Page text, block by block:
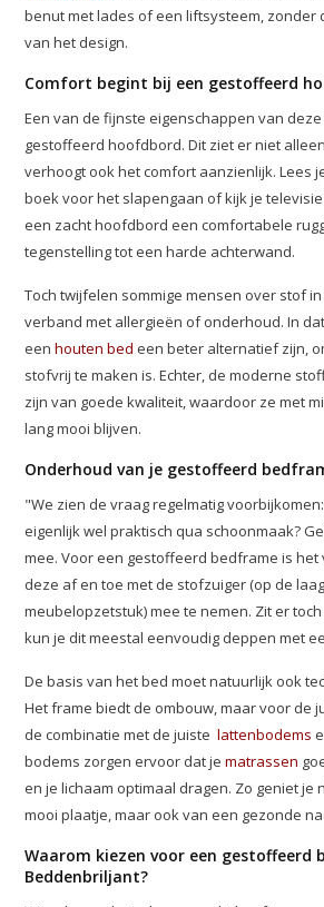
benut met lades of een liftsysteem, zonder
van het design.
Comfort begint bij een gestoffeerd
Een van de fijnste eigenschappen van
gestoffeerd hoofdbord. Dit ziet er niet
verhoogt ook het comfort aanzienlijk. Lees
boek voor het slapengaan of kijk je
een zacht hoofdbord een comfortabele
tegenstelling tot een harde achterwand.
Toch twijfelen sommige mensen over stof
verband met allergieën of onderhoud. In
eenhouten bed een beter alternatief zijn,
stofvrij te maken is. Echter, de moderne
zijn van goede kwaliteit, waardoor ze met
lang mooi blijven.
Onderhoud van je gestoffeerd
"We zien de vraag regelmatig
eigenlijk wel praktisch qua schoonmaak?
mee. Voor een gestoffeerd bedframe is het
deze af en toe met de stofzuiger (op de
meubelopzetstuk) mee te nemen. Zit er
kun je dit meestal eenvoudig deppen met
De basis van het bed moet natuurlijk ook
Het frame biedt de ombouw, maar voor de
de combinatie met de juiste lattenbodems
bodems zorgen ervoor dat jematrassen
en je lichaam optimaal dragen. Zo geniet je
mooi plaatje, maar ook van een gezonde
Waarom kiezen voor een gestoffeerd
Beddenbriljant?